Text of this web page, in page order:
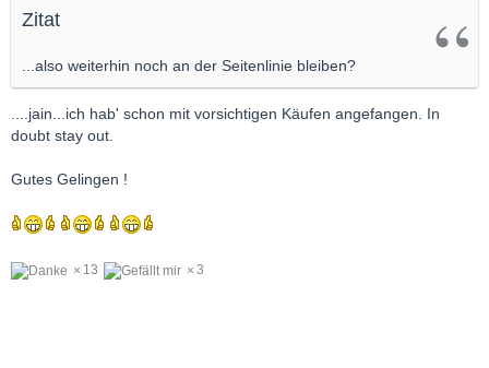
Zitat
...also weiterhin noch an der Seitenlinie bleiben?
....jain...ich hab' schon mit vorsichtigen Käufen angefangen. In
doubt stay out.
Gutes Gelingen !
13 3